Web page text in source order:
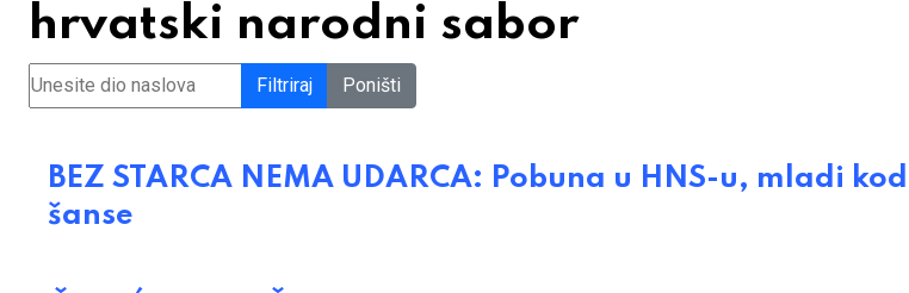
hrvatski narodni sabor
Unesite dio naslova Filtriraj Poništi
BEZ STARCA NEMA UDARCA: Pobuna u HNS-u, mladi
šanse